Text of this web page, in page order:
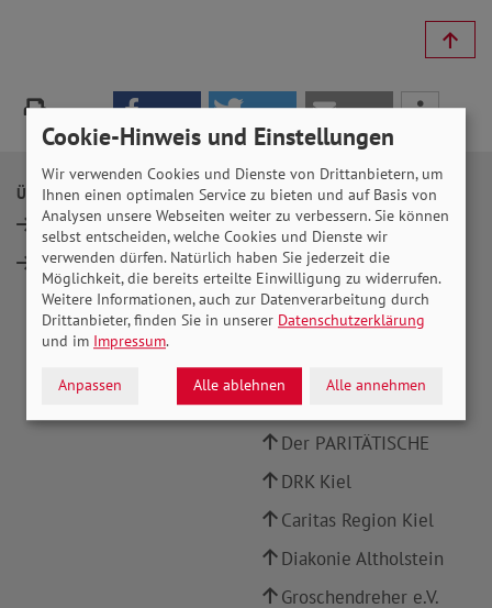
ÜBER UNS
Vorstand
Mitglied werden
INFOPORTALE UND LINKS
SoVD Bundesverband
SoVD Schleswig-
Holstein
SoVD Publikationen
Landeshauptstadt Kiel
AWO Kiel
Der PARITÄTISCHE
DRK Kiel
Caritas Region Kiel
Diakonie Altholstein
Groschendreher e.V.
Cookie-Hinweis und Einstellungen
Wir verwenden Cookies und Dienste von Drittanbietern, um
Ihnen einen optimalen Service zu bieten und auf Basis von
Analysen unsere Webseiten weiter zu verbessern. Sie können
selbst entscheiden, welche Cookies und Dienste wir
verwenden dürfen. Natürlich haben Sie jederzeit die
Möglichkeit, die bereits erteilte Einwilligung zu widerrufen.
Weitere Informationen, auch zur Datenverarbeitung durch
Drittanbieter, finden Sie in unserer Datenschutzerklärung
und im Impressum.
Anpassen Alle ablehnen Alle annehmen